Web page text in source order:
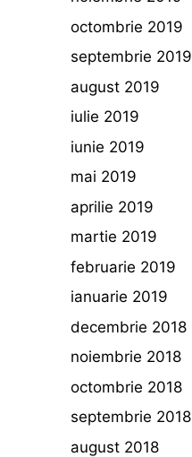
octombrie 2019
septembrie 2019
august 2019
iulie 2019
iunie 2019
mai 2019
aprilie 2019
martie 2019
februarie 2019
ianuarie 2019
decembrie 2018
noiembrie 2018
octombrie 2018
septembrie 2018
august 2018